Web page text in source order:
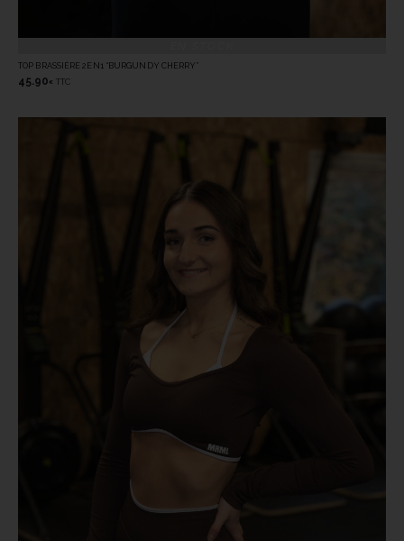
TOP BRASSIÈRE 2EN1 “BURGUNDY CHERRY”
45.90 € TTC